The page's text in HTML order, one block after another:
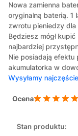
Nowa zamienna
oryginalną baterią. 1
zwrotu pieniedzy
Będziesz mógł
najbardziej
Nie posiadają efektu
akumulatorka w
Wysyłamy
Ocena
Stan produktu: